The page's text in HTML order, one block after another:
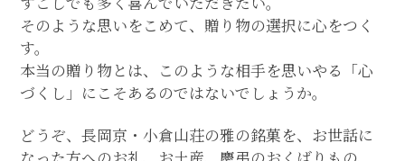
そのような思いをこめて、贈り物の選択に心をつく
す。
本当の贈り物とは、このような相手を思いやる「心
づくし」にこそあるのではないでしょうか。
どうぞ、長岡京・小倉山荘の雅の銘菓を、お世話に